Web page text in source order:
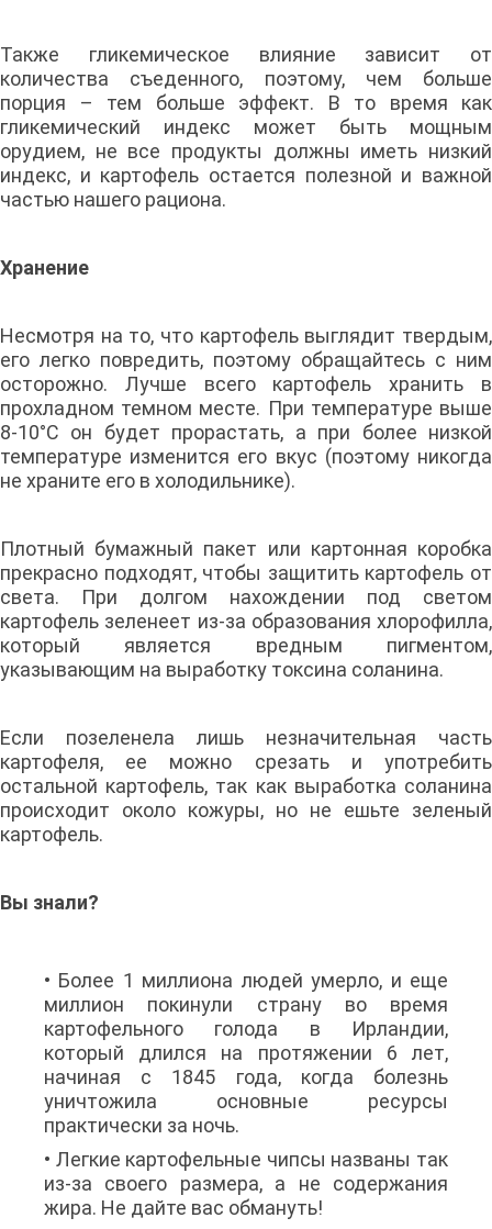
Также гликемическое влияние зависит от
количества съеденного, поэтому, чем больше
порция – тем больше эффект. В то время как
гликемический индекс может быть мощным
орудием, не все продукты должны иметь низкий
индекс, и картофель остается полезной и важной
частью нашего рациона.
Хранение
Несмотря на то, что картофель выглядит твердым,
его легко повредить, поэтому обращайтесь с ним
осторожно. Лучше всего картофель хранить в
прохладном темном месте. При температуре выше
8-10°C он будет прорастать, а при более низкой
температуре изменится его вкус (поэтому никогда
не храните его в холодильнике).
Плотный бумажный пакет или картонная коробка
прекрасно подходят, чтобы защитить картофель от
света. При долгом нахождении под светом
картофель зеленеет из-за образования хлорофилла,
который является вредным пигментом,
указывающим на выработку токсина соланина.
Если позеленела лишь незначительная часть
картофеля, ее можно срезать и употребить
остальной картофель, так как выработка соланина
происходит около кожуры, но не ешьте зеленый
картофель.
Вы знали?
• Более 1 миллиона людей умерло, и еще
миллион покинули страну во время
картофельного голода в Ирландии,
который длился на протяжении 6 лет,
начиная с 1845 года, когда болезнь
уничтожила основные ресурсы
практически за ночь.
• Легкие картофельные чипсы названы так
из-за своего размера, а не содержания
жира. Не дайте вас обмануть!